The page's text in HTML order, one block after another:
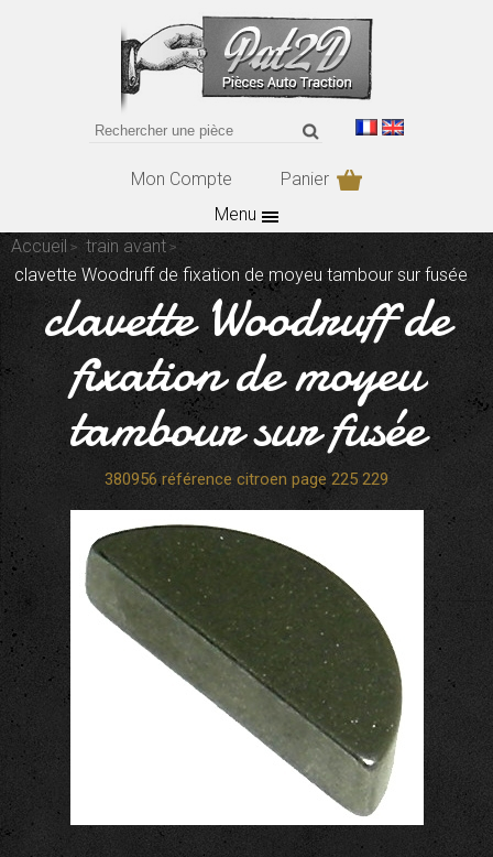
Mon Compte
Panier
Menu
Accueil
train avant
clavette Woodruff de fixation de moyeu tambour sur fusée
clavette Woodruff de
fixation de moyeu
tambour sur fusée
380956 référence citroen page 225 229